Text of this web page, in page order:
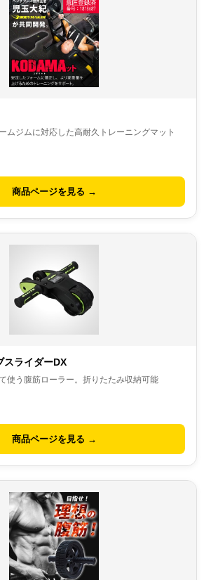
ムジムに対応した高耐久トレーニングマット
商品ページを見る →
スライダーDX
使う腹筋ローラー。折りたたみ収納可能
商品ページを見る →